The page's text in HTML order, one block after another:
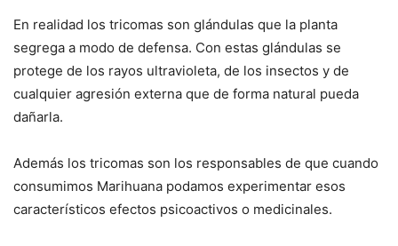
En realidad los tricomas son glándulas que la planta
segrega a modo de defensa. Con estas glándulas se
protege de los rayos ultravioleta, de los insectos y de
cualquier agresión externa que de forma natural pueda
dañarla.
Además los tricomas son los responsables de que cuando
consumimos Marihuana podamos experimentar esos
característicos efectos psicoactivos o medicinales.